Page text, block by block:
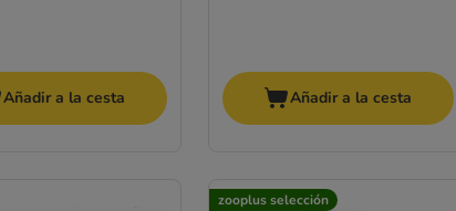
Añadir a la cesta Añadir a la cesta
zooplus selección